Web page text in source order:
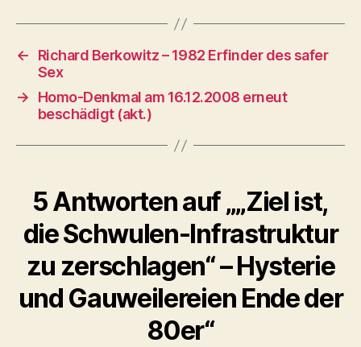
←
Richard Berkowitz – 1982 Erfinder des safer
Sex
→
Homo-Denkmal am 16.12.2008 erneut
beschädigt (akt.)
5 Antworten auf „„Ziel ist,
die Schwulen-Infrastruktur
zu zerschlagen“ – Hysterie
und Gauweilereien Ende der
80er“